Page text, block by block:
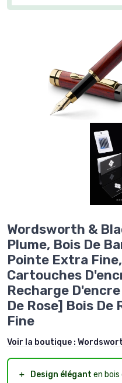
Wordsworth &
Plume, Bois De
Pointe Extra
Cartouches
Recharge
De Rose] Bois
Fine
Voir la boutique :
＋ Design élégant en bois